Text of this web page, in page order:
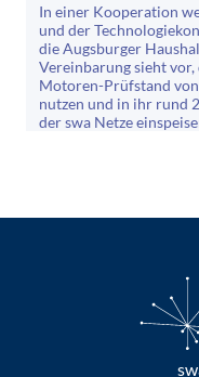
In einer Kooperation
und der
die Augsburger
Vereinbarung sieht vor,
Motoren-Prüfstand
nutzen und in ihr rund
der swa Netze